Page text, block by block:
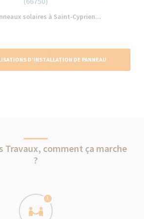
solaires à Saint-Cyprien...
D’INSTALLATION DE PANNEAU
Travaux, comment ça marche
?
1